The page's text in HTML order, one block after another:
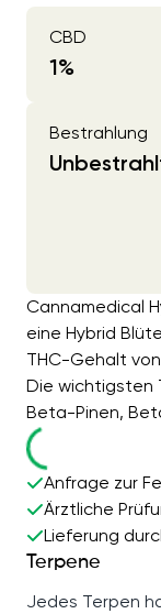
CBD
1%
Bestrahlung
Cannamedical
eine Hybrid
THC-Gehalt
Die wichtigsten
Beta-Pinen,
Anfrage zur
Ärztliche
Lieferung
Terpene
Jedes Terpen